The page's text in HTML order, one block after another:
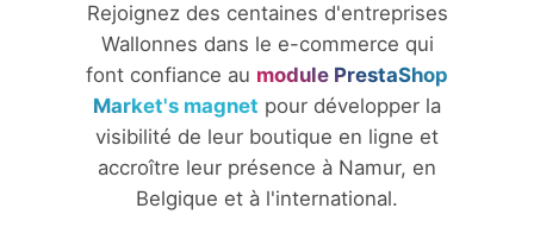
Rejoignez des centaines d'entreprises
Wallonnes dans le e-commerce qui
font confiance au module PrestaShop
Market's magnet pour développer la
visibilité de leur boutique en ligne et
accroître leur présence à Namur, en
Belgique et à l'international.